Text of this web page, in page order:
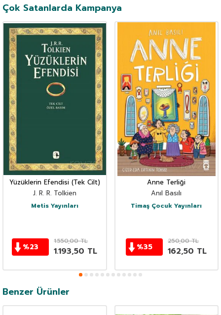
Çok Satanlarda Kampanya
Yüzüklerin Efendisi (Tek Cilt)
J. R. R. Tolkien
Metis Yayınları
%23
1.550,00TL
1.193,50 TL
Anne Terliği
Anıl Basılı
Timaş Çocuk Yayınları
%35
250,00TL
162,50 TL
Benzer Ürünler